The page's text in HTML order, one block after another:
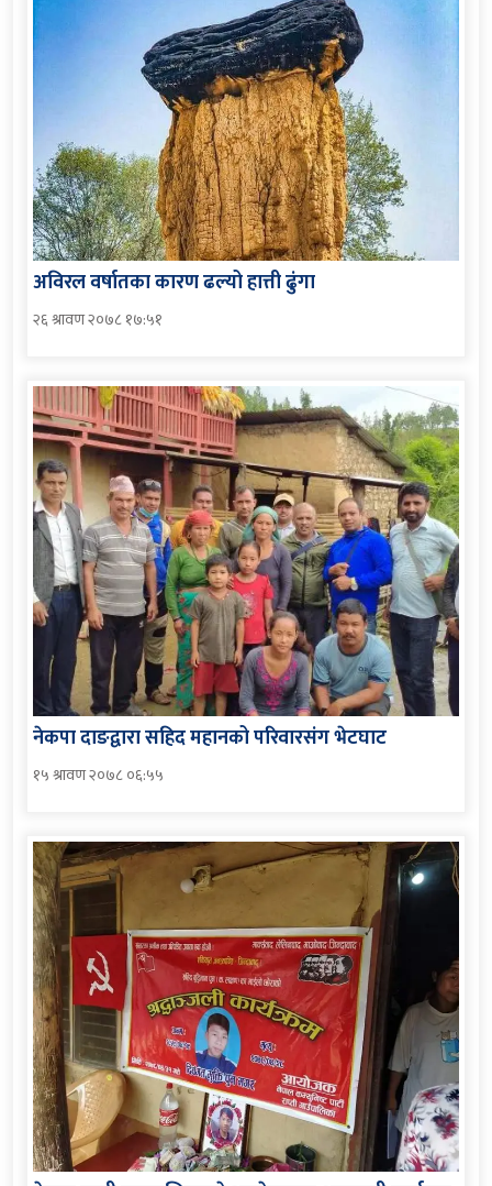
अविरल वर्षातका कारण ढल्यो हात्ती ढुंगा
२६ श्रावण २०७८ १७:५१
नेकपा दाङद्वारा सहिद महानको परिवारसंग भेटघाट
१५ श्रावण २०७८ ०६:५५